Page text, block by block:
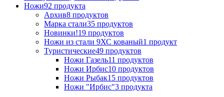
Ножи92 продукта
Архив8 продуктов
Марка стали35 продуктов
Новинки!19 продуктов
Ножи из стали 9ХС кованый1 продукт
Туристические49 продуктов
Ножи Газель11 продуктов
Ножи Ирбис10 продуктов
Ножи Рыбак15 продуктов
Ножи "Ирбис"3 продукта